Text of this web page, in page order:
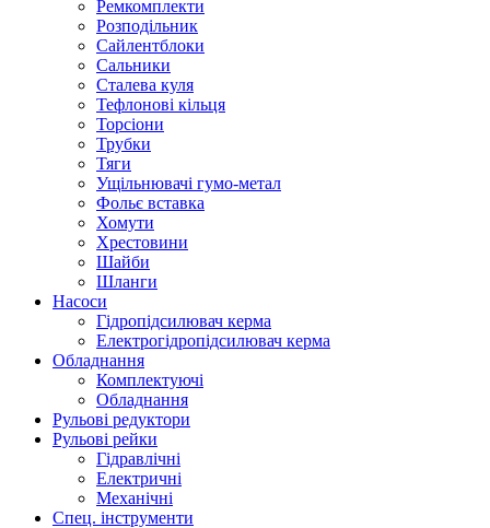
Ремкомплекти
Розподільник
Сайлентблоки
Сальники
Сталева куля
Тефлонові кільця
Торсіони
Трубки
Тяги
Ущільнювачі гумо-метал
Фольє вставка
Хомути
Хрестовини
Шайби
Шланги
Насоси
Гідропідсилювач керма
Електрогідропідсилювач керма
Обладнання
Комплектуючі
Обладнання
Рульові редуктори
Рульові рейки
Гідравлічні
Електричні
Механічні
Спец. інструменти